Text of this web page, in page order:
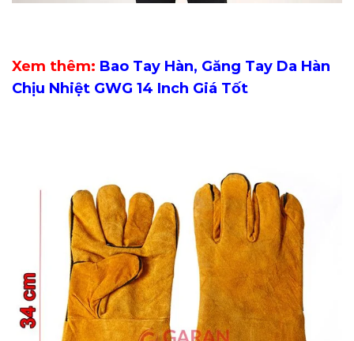
Xem thêm: Bao Tay Hàn, Găng Tay Da Hàn
Chịu Nhiệt GWG 14 Inch Giá Tốt